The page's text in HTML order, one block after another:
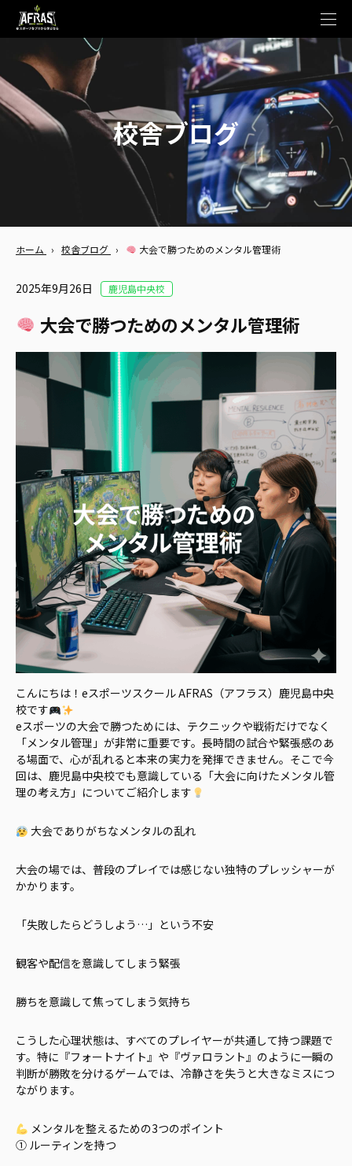
t
e
n
a
v
i
g
a
t
n
校舎ブログ
ホーム › 校舎ブログ › 大会で勝つためのメンタル管理術
2025年9月26日 鹿児島中央校
大会で勝つためのメンタル管理術
こんにちは！eスポーツスクール AFRAS（アフラス）鹿児島中央
校です
eスポーツの大会で勝つためには、テクニックや戦術だけでなく
「メンタル管理」が非常に重要です。長時間の試合や緊張感のあ
る場面で、心が乱れると本来の実力を発揮できません。そこで今
回は、鹿児島中央校でも意識している「大会に向けたメンタル管
理の考え方」についてご紹介します
大会でありがちなメンタルの乱れ
大会の場では、普段のプレイでは感じない独特のプレッシャーが
かかります。
「失敗したらどうしよう…」という不安
観客や配信を意識してしまう緊張
勝ちを意識して焦ってしまう気持ち
こうした心理状態は、すべてのプレイヤーが共通して持つ課題で
す。特に『フォートナイト』や『ヴァロラント』のように一瞬の
判断が勝敗を分けるゲームでは、冷静さを失うと大きなミスにつ
ながります。
メンタルを整えるための3つのポイント
① ルーティンを持つ